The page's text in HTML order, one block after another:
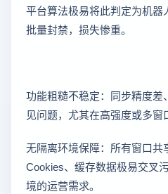
平台算法极易将此判定为机
批量封禁，损失惨重。
功能粗糙不稳定：同步精度差
见问题，尤其在高强度或多窗
无隔离环境保障：所有窗口共
Cookies、缓存数据极易交叉
境的运营需求。